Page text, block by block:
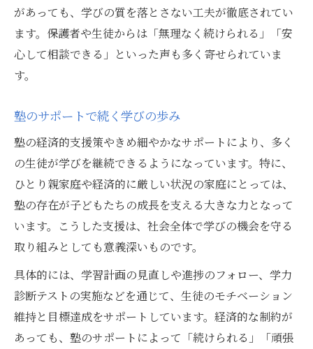
があっても、学びの質を落とさない工夫が徹底されてい
ます。保護者や生徒からは「無理なく続けられる」「安
心して相談できる」といった声も多く寄せられていま
す。
塾のサポートで続く学びの歩み
塾の経済的支援策やきめ細やかなサポートにより、多く
の生徒が学びを継続できるようになっています。特に、
ひとり親家庭や経済的に厳しい状況の家庭にとっては、
塾の存在が子どもたちの成長を支える大きな力となって
います。こうした支援は、社会全体で学びの機会を守る
取り組みとしても意義深いものです。
具体的には、学習計画の見直しや進捗のフォロー、学力
診断テストの実施などを通じて、生徒のモチベーション
維持と目標達成をサポートしています。経済的な制約が
あっても、塾のサポートによって「続けられる」「頑張